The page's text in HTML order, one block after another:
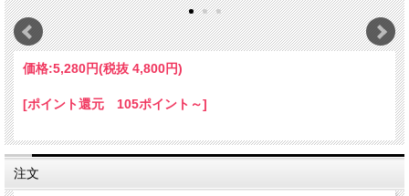
価格:5,280円(税抜 4,800円)
[ポイント還元 105ポイント～]
注文